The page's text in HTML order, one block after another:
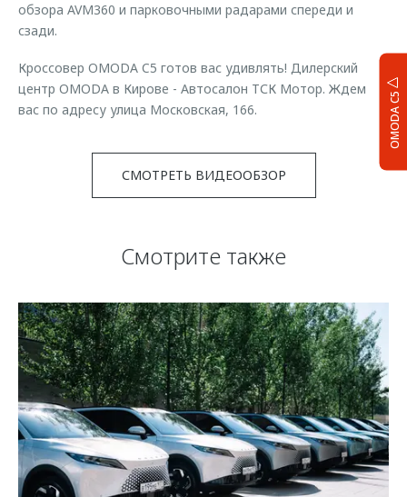
OMODA C5
обзора AVM360 и парковочными радарами спереди и
сзади.
Кроссовер OMODA C5 готов вас удивлять! Дилерский
центр OMODA в Кирове - Автосалон ТСК Мотор. Ждем
вас по адресу улица Московская, 166.
СМОТРЕТЬ ВИДЕООБЗОР
Смотрите также